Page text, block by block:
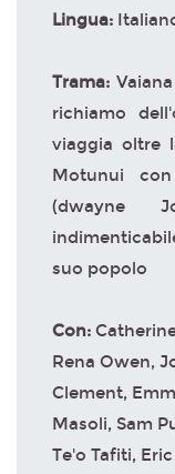
Lingua:
Trama:
richiamo
viaggia oltre
Motunui
(dwayne
suo popolo
Con:
Rena Owen,
Clement,
Masoli, Sam
Te'o Tafiti,